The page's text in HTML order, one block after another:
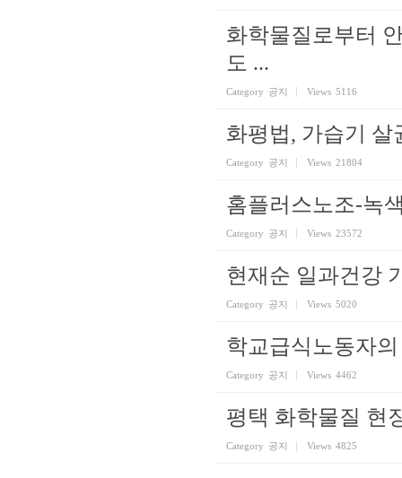
화학물질로부터
도 ...
Category 공지 Views 5116
화평법, 가습기 살
Category 공지 Views 21804
홈플러스노조-녹
Category 공지 Views 23572
현재순 일과건강
Category 공지 Views 5020
학교급식노동자
Category 공지 Views 4462
평택 화학물질 현
Category 공지 Views 4825